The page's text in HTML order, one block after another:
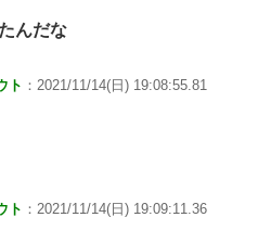
んだな
ト ：2021/11/14(日) 19:08:55.81
ト ：2021/11/14(日) 19:09:11.36